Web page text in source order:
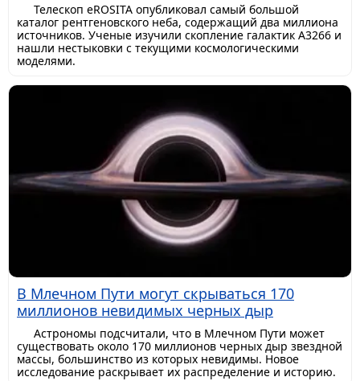
Телескоп eROSITA опубликовал самый большой
каталог рентгеновского неба, содержащий два миллиона
источников. Ученые изучили скопление галактик A3266 и
нашли нестыковки с текущими космологическими
моделями.
В Млечном Пути могут скрываться 170
миллионов невидимых черных дыр
Астрономы подсчитали, что в Млечном Пути может
существовать около 170 миллионов черных дыр звездной
массы, большинство из которых невидимы. Новое
исследование раскрывает их распределение и историю.